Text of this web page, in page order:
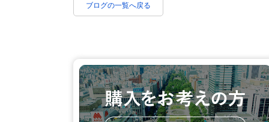
ブログの一覧へ戻る